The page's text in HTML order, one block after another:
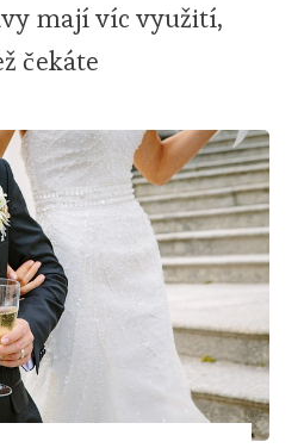
mají víc využití,
čekáte